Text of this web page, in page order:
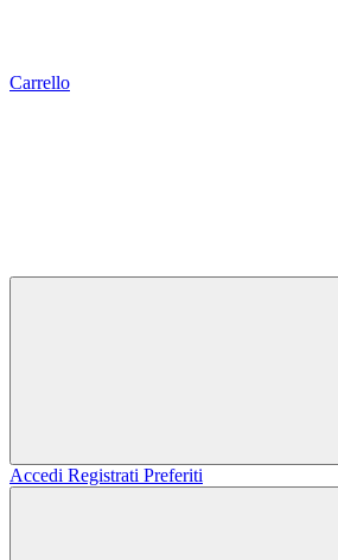
Carrello
Accedi Registrati Preferiti